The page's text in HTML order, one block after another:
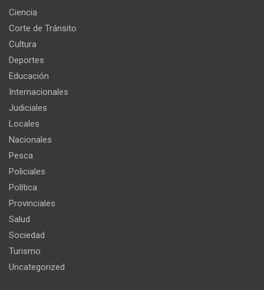
Ciencia
Corte de Tránsito
Cultura
Deportes
Educación
Internacionales
Judiciales
Locales
Nacionales
Pesca
Policiales
Política
Provinciales
Salud
Sociedad
Turismo
Uncategorized